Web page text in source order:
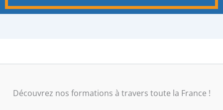
Découvrez nos formations à travers toute la France !